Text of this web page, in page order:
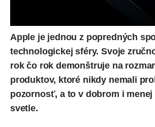
Apple je jednou z popredných
technologickej sféry. Svoje
rok čo rok demonštruje na
produktov, ktoré nikdy nemali
pozornosť, a to v dobrom i menej
svetle.